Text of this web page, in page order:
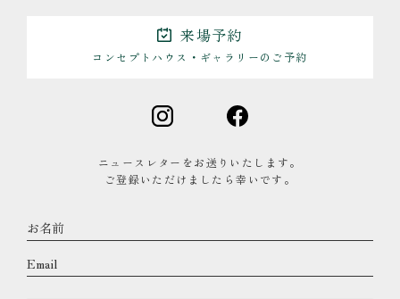
来場予約
コンセプトハウス・ギャラリーのご予約
ニュースレターをお送りいたします。
ご登録いただけましたら幸いです。